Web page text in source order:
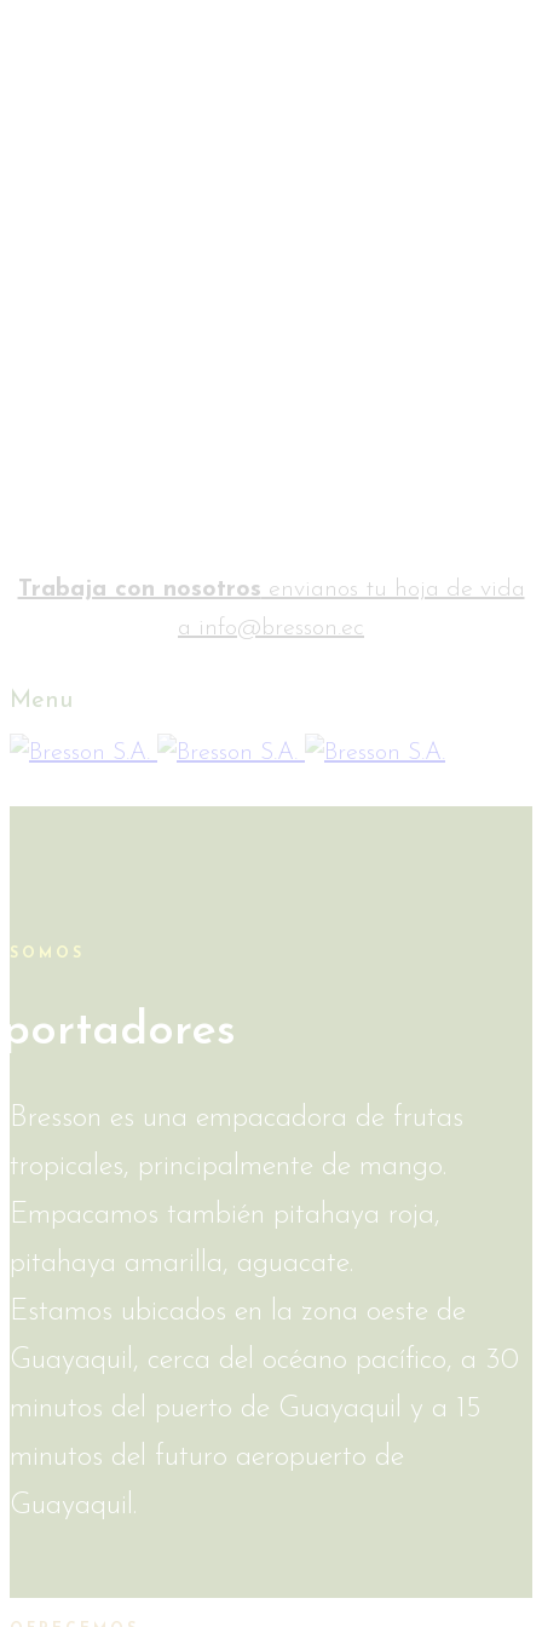
Trabaja con nosotros envianos tu hoja de vida
a info@bresson.ec
Menu
SOMOS
Bresson es una empacadora de frutas
tropicales, principalmente de mango.
Empacamos también pitahaya roja,
pitahaya amarilla, aguacate.
Estamos ubicados en la zona oeste de
Guayaquil, cerca del océano pacífico, a 30
minutos del puerto de Guayaquil y a 15
minutos del futuro aeropuerto de
Guayaquil.